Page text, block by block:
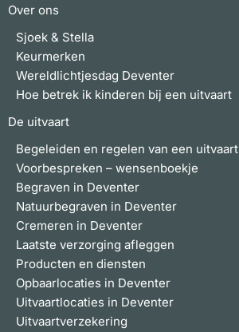
Over ons
Sjoek & Stella
Keurmerken
Wereldlichtjesdag Deventer
Hoe betrek ik kinderen bij een uitvaart
De uitvaart
Begeleiden en regelen van een uitvaart
Voorbespreken – wensenboekje
Begraven in Deventer
Natuurbegraven in Deventer
Cremeren in Deventer
Laatste verzorging afleggen
Producten en diensten
Opbaarlocaties in Deventer
Uitvaartlocaties in Deventer
Uitvaartverzekering